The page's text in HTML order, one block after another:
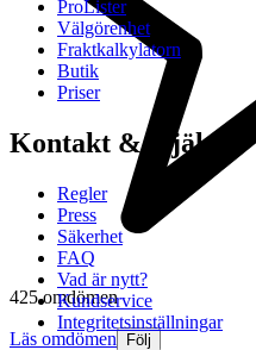
425 omdömen
Läs omdömen Följ
ProLister
Välgörenhet
Fraktkalkylatorn
Butik
Priser
Kontakt & Hjälp
Regler
Press
Säkerhet
FAQ
Vad är nytt?
Kundservice
Integritetsinställningar